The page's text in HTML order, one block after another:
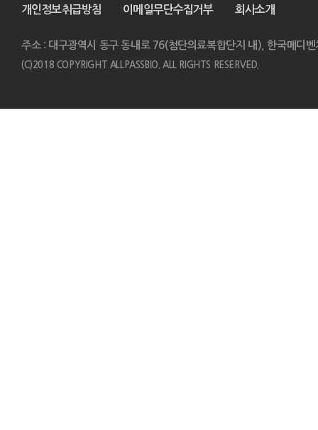
개인정보취급방침 이메일무단수집거부 회사소개
주소 : 대구광역시 동구 동내로 76(첨단의료복합단지 내), 한국메디
(C)2018 COPYRIGHT ALLPASSBIO. ALL RIGHTS RESERVED.